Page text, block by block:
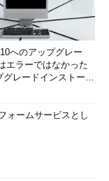
へのアップグレー
エラーではなかった
レードインストール
ォームサービスとし